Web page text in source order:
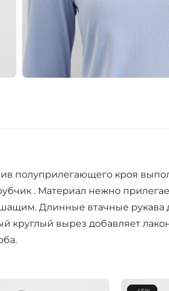
полуприлегающего кроя
. Материал нежно
Длинные втачные рукава
круглый вырез добавляет